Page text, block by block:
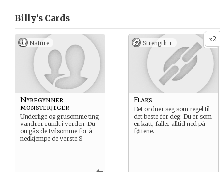
Billy’s Cards
Nature
Nybegynner
monsterjeger
Underlige og grusomme ting
vandrer rundt i verden. Du
omgås de tvilsomme for å
nedkjempe de verste.S
x2
Strength +
Flaks
Det ordner seg som regel til
det beste for deg. Du er som
en katt, faller alltid ned på
føttene.